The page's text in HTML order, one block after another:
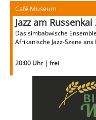
Café Museum
Jazz am Russenkai
Das simbabwische
Afrikanische Jazz-Szene ans
20:00 Uhr | frei